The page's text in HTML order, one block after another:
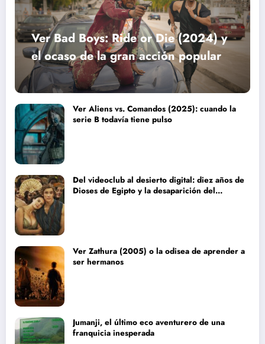
Ver Bad Boys: Ride or Die (2024) y
el ocaso de la gran acción popular
Ver Aliens vs. Comandos (2025): cuando la
serie B todavía tiene pulso
Del videoclub al desierto digital: diez años de
Dioses de Egipto y la desaparición del
Ver Zathura (2005) o la odisea de aprender a
ser hermanos
Jumanji, el último eco aventurero de una
franquicia inesperada